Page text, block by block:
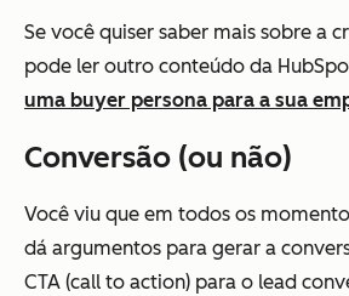
Se você quiser saber mais sobre a
pode ler outro conteúdo da
uma buyer persona para a sua
Conversão (ou não)
Você viu que em todos os
dá argumentos para gerar a
CTA (call to action) para o lead